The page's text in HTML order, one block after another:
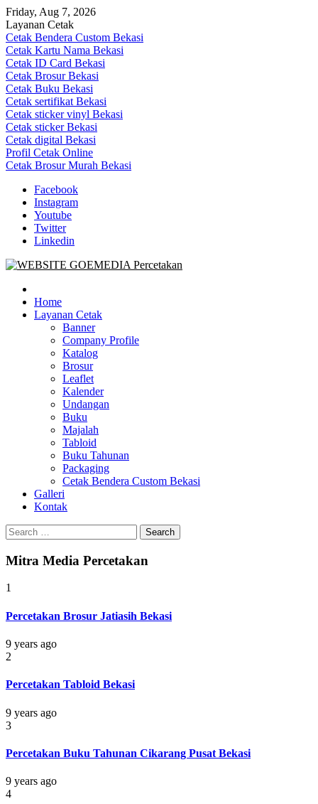
Skip
to
content
Friday, Aug 7, 2026
Layanan Cetak
Cetak Bendera Custom Bekasi
Cetak Kartu Nama Bekasi
Cetak ID Card Bekasi
Cetak Brosur Bekasi
Cetak Buku Bekasi
Cetak sertifikat Bekasi
Cetak sticker vinyl Bekasi
Cetak sticker Bekasi
Cetak digital Bekasi
Profil Cetak Online
Cetak Brosur Murah Bekasi
Facebook
Instagram
Youtube
Twitter
Linkedin
Goe Media Percetakan | 0822-4439-5599 (Call/WA)
0822-4439-5599 (Call/WA) Percetakan jasa cetak banner buku yasin
invoice kartu nama label map nota spanduk stiker undangan
pernikahan murah online 24 jam
Home
Layanan Cetak
Banner
Company Profile
Katalog
Brosur
Leaflet
Kalender
Undangan
Buku
Majalah
Tabloid
Buku Tahunan
Packaging
Cetak Bendera Custom Bekasi
Galleri
Kontak
Search
for:
Mitra Media Percetakan
1
Percetakan Brosur Jatiasih Bekasi
9 years ago
2
Percetakan Tabloid Bekasi
9 years ago
3
Percetakan Buku Tahunan Cikarang Pusat Bekasi
9 years ago
4